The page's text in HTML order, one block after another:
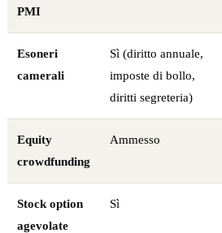
PMI
Esoneri
camerali
Sì (diritto annuale,
imposte di bollo,
diritti segreteria)
Equity
crowdfunding
Ammesso
Stock option
agevolate
Sì